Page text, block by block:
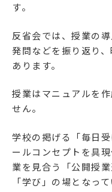
す。
反省会では、授業の
発問などを振り返り
あります。
授業はマニュアルを
せん。
学校の掲げる「毎日
ールコンセプトを具
業を見合う「公開授
「学び」の場となって